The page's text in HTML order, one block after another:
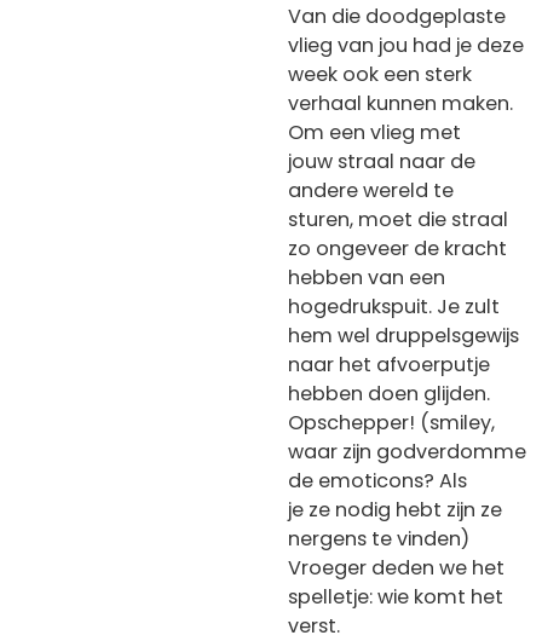
Van die doodgeplaste
vlieg van jou had je deze
week ook een sterk
verhaal kunnen maken.
Om een vlieg met
jouw straal naar de
andere wereld te
sturen, moet die straal
zo ongeveer de kracht
hebben van een
hogedrukspuit. Je zult
hem wel druppelsgewijs
naar het afvoerputje
hebben doen glijden.
Opschepper! (smiley,
waar zijn godverdomme
de emoticons? Als
je ze nodig hebt zijn ze
nergens te vinden)
Vroeger deden we het
spelletje: wie komt het
verst.